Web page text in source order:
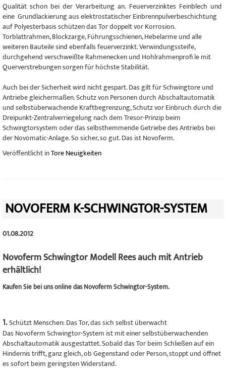
Qualität schon bei der Verarbeitung an. Feuerverzinktes Feinblech und
eine Grundlackierung aus elektrostatischer Einbrennpulverbeschichtung
auf Polyesterbasis schützen das Tor doppelt vor Korrosion.
Torblattrahmen, Blockzarge, Führungsschienen, Hebelarme und alle
weiteren Bauteile sind ebenfalls feuerverzinkt. Verwindungssteife,
durchgehend verschweißte Rahmenecken und Hohlrahmenprofi le mit
Querverstrebungen sorgen für höchste Stabilität.
Auch bei der Sicherheit wird nicht gespart. Das gilt für Schwingtore und
Antriebe gleichermaßen. Schutz von Personen durch Abschaltautomatik
und selbstüberwachende Kraftbegrenzung, Schutz vor Einbruch durch die
Dreipunkt-Zentralverriegelung nach dem Tresor-Prinzip beim
Schwingtorsystem oder das selbsthemmende Getriebe des Antriebs bei
der Novomatic-Anlage. So sicher, so gut. Das ist Novoferm.
Veröffentlicht inTore Neuigkeiten
NOVOFERM K-SCHWINGTOR-SYSTEM
01.08.2012
Novoferm Schwingtor Modell Rees auch mit Antrieb
erhältlich!
Kaufen Sie bei uns online das Novoferm Schwingtor-System.
1.Schützt Menschen: Das Tor, das sich selbst überwacht
Das Novoferm Schwingtor-System ist mit einer selbstüberwachenden
Abschaltautomatik ausgestattet. Sobald das Tor beim Schließen auf ein
Hindernis trifft, ganz gleich, ob Gegenstand oder Person, stoppt und öffnet
es sofort beim geringsten Widerstand.